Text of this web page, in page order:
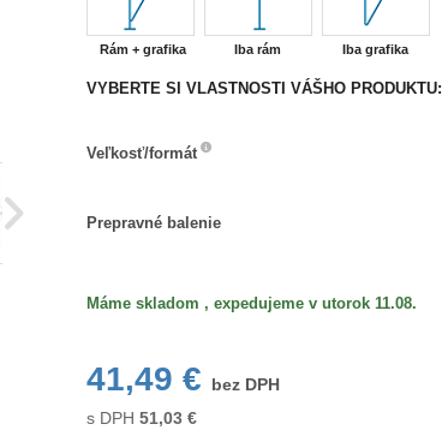
Rám + grafika Iba rám Iba grafika
VYBERTE SI VLASTNOSTI VÁŠHO PRODUKTU:
Veľkosť/formát
Prepravné balenie
Máme skladom , expedujeme v utorok 11.08.
41,49 €
bez DPH
s DPH 51,03€